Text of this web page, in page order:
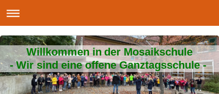
Willkommen in der Mosaikschule
- Wir sind eine offene Ganztagsschule -